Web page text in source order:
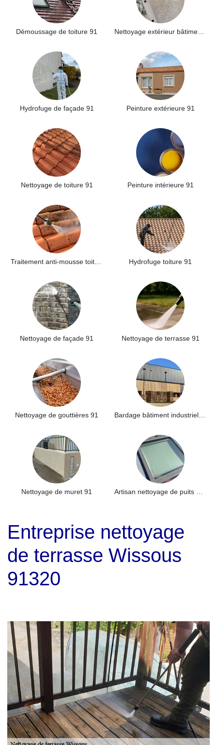
Démoussage de toiture 91
Hydrofuge de façade 91 Peinture extérieure 91
Nettoyage de toiture 91 Peinture intérieure 91
Hydrofuge toiture 91
Nettoyage de façade 91 Nettoyage de terrasse 91
Nettoyage de gouttières 91
Nettoyage de muret 91
Entreprise nettoyage
de terrasse Wissous
91320